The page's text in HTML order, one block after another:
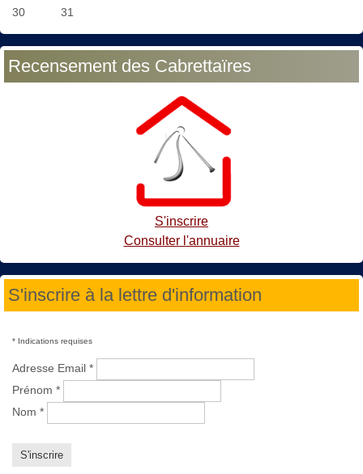
30
31
Recensement des Cabrettaïres
S'inscrire
Consulter l'annuaire
S'inscrire à la lettre d'information
* Indications requises
Adresse Email *
Prénom *
Nom *